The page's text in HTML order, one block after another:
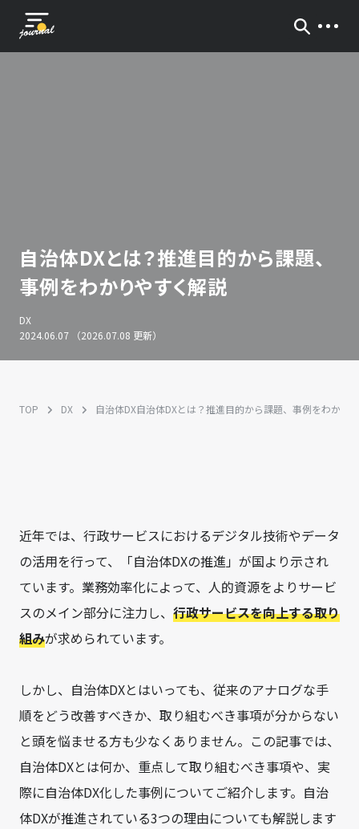
自治体DXとは？推進目的から課題、
事例をわかりやすく解説
DX
2024.06.07 （2026.07.08 更新）
TOP DX 自治体DX自治体DXとは？推進目的から課題、事例をわかり
近年では、行政サービスにおけるデジタル技術やデータ
の活用を行って、「自治体DXの推進」が国より示され
ています。業務効率化によって、人的資源をよりサービ
スのメイン部分に注力し、 行政サービスを向上する取り
組みが求められています。
しかし、自治体DXとはいっても、従来のアナログな手
順をどう改善すべきか、取り組むべき事項が分からない
と頭を悩ませる方も少なくありません。この記事では、
自治体DXとは何か、重点して取り組むべき事項や、実
際に自治体DX化した事例についてご紹介します。自治
体DXが推進されている3つの理由についても解説します